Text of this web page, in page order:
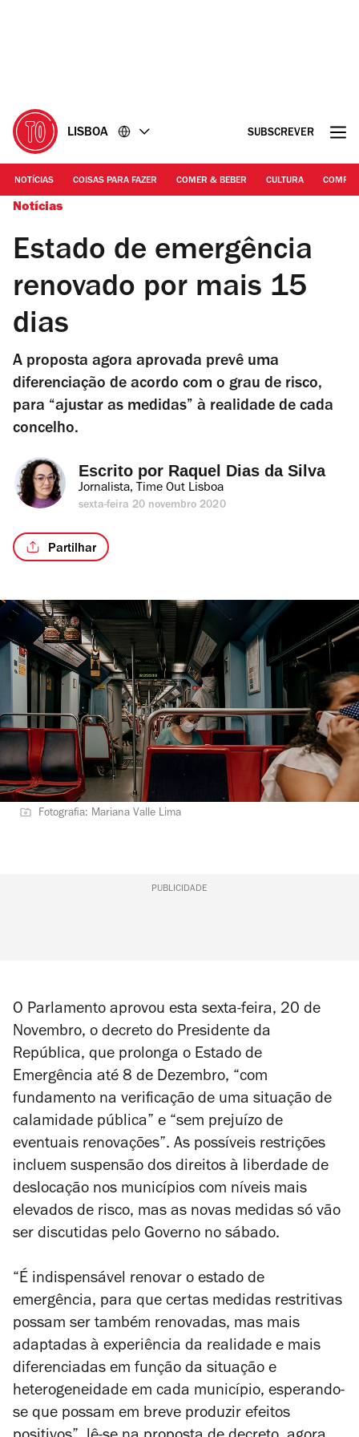
LISBOA SUBSCREVER
NOTÍCIAS COISAS PARA FAZER COMER & BEBER CULTURA
Notícias
Estado de emergência
renovado por mais 15
dias
A proposta agora aprovada prevê uma
diferenciação de acordo com o grau de risco,
para “ajustar as medidas” à realidade de cada
concelho.
Escrito por Raquel Dias da Silva
Jornalista, Time Out Lisboa
sexta-feira 20 novembro 2020
Partilhar
Fotografia: Mariana Valle Lima
PUBLICIDADE
O Parlamento aprovou esta sexta-feira, 20 de
Novembro, o decreto do Presidente da
República, que prolonga o Estado de
Emergência até 8 de Dezembro, “com
fundamento na verificação de uma situação de
calamidade pública” e “sem prejuízo de
eventuais renovações”. As possíveis restrições
incluem suspensão dos direitos à liberdade de
deslocação nos municípios com níveis mais
elevados de risco, mas as novas medidas só vão
ser discutidas pelo Governo no sábado.
“É indispensável renovar o estado de
emergência, para que certas medidas restritivas
possam ser também renovadas, mas mais
adaptadas à experiência da realidade e mais
diferenciadas em função da situação e
heterogeneidade em cada município, esperando-
se que possam em breve produzir efeitos